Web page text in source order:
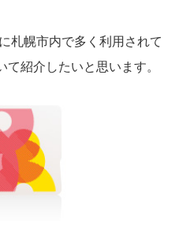
札幌市内で多く利用されて
紹介したいと思います。